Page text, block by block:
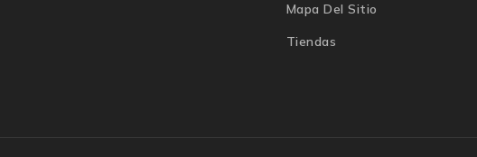
Mapa Del Sitio
Tiendas